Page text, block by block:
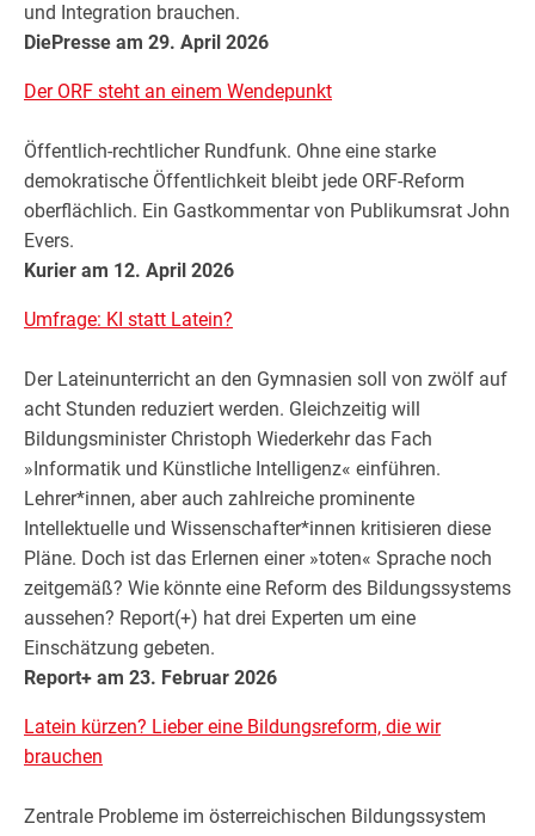
und Integration brauchen.
DiePresse am 29. April 2026
Der ORF steht an einem Wendepunkt
Öffentlich-rechtlicher Rundfunk. Ohne eine starke
demokratische Öffentlichkeit bleibt jede ORF-Reform
oberflächlich. Ein Gastkommentar von Publikumsrat John
Evers.
Kurier am 12. April 2026
Umfrage: KI statt Latein?
Der Lateinunterricht an den Gymnasien soll von zwölf auf
acht Stunden reduziert werden. Gleichzeitig will
Bildungsminister Christoph Wiederkehr das Fach
»Informatik und Künstliche Intelligenz« einführen.
Lehrer*innen, aber auch zahlreiche prominente
Intellektuelle und Wissenschafter*innen kritisieren diese
Pläne. Doch ist das Erlernen einer »toten« Sprache noch
zeitgemäß? Wie könnte eine Reform des Bildungssystems
aussehen? Report(+) hat drei Experten um eine
Einschätzung gebeten.
Report+ am 23. Februar 2026
Latein kürzen? Lieber eine Bildungsreform, die wir
brauchen
Zentrale Probleme im österreichischen Bildungssystem